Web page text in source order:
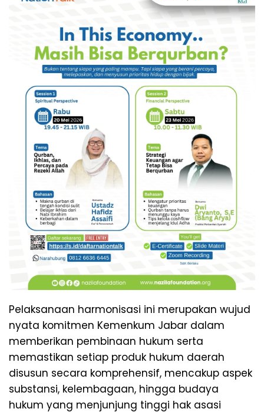
Pelaksanaan harmonisasi ini merupakan wujud
nyata komitmen Kemenkum Jabar dalam
memberikan pembinaan hukum serta
memastikan setiap produk hukum daerah
disusun secara komprehensif, mencakup aspek
substansi, kelembagaan, hingga budaya
hukum yang menjunjung tinggi hak asasi